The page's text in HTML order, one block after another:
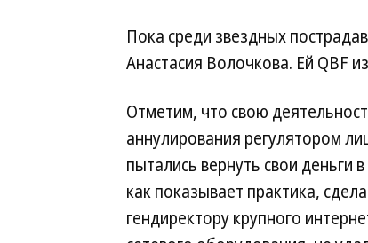
Пока среди звездных
Анастасия Волочкова. Ей QBF
Отметим, что свою
аннулирования регулятором
пытались вернуть свои деньги
как показывает практика,
гендиректору крупного